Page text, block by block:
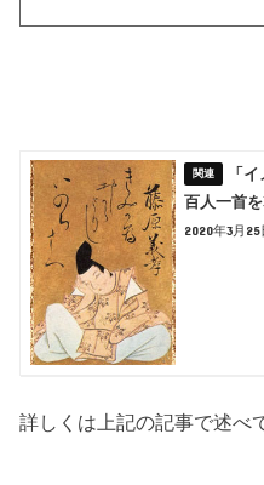
「
百人一首
2020年3月25
詳しくは上記の記事で述べ